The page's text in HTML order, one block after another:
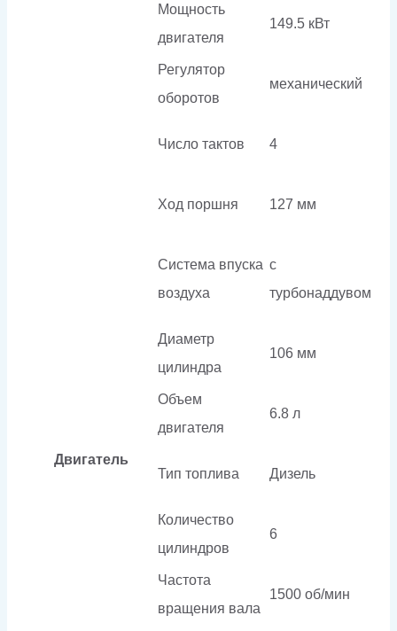
Двигатель
Мощность
двигателя
149.5 кВт
Регулятор
оборотов
механический
Число тактов 4
Ход поршня 127 мм
Система впуска
воздуха
с
турбонаддувом
Диаметр
цилиндра
106 мм
Объем
двигателя
6.8 л
Тип топлива Дизель
Количество
цилиндров
6
Частота
вращения вала
1500 об/мин